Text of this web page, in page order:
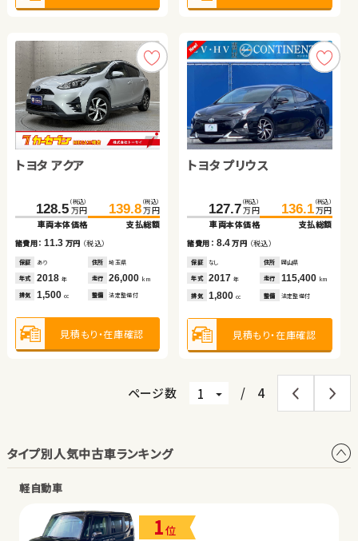
トヨタ アクア
128.5 （税込）
万円
車両本体価格
139.8 （税込）
万円
支払総額
諸費用：11.3 万円 （税込）
保証 あり 住所 埼玉県
年式 2018 年 走行 26,000 km
排気 1,500 cc 整備 法定整備付
見積もり・在庫確認
トヨタ プリウス
127.7 （税込）
万円
車両本体価格
136.1 （税込）
万円
支払総額
諸費用： 8.4万円 （税込）
保証 なし 住所 岡山県
年式 2017年 走行 115,400 km
排気 1,800cc 整備 法定整備付
見積もり・在庫確認
スズキ ワゴンＲ
36.9 （税込）
万円
車両本体価格
43.0 （税込）
万円
支払総額
諸費用：6.1万円（税込）
保証 なし 住所 長野県
年式 2015 年 走行 88,000 km
排気 660cc 整備 法定整備付
見積もり・在庫確認
ホンダ フィット
34.8（税込）
万円
諸費用：16.1万円（税込）
あり
年式 2013年 走行
排気 1,300 整備 法定整備付
見積もり・在庫確認
ダイハツ ムーヴ キャンバ
ス
85.0（税込）
万円
諸費用：6.5 万円（税込）
あり 岡山県
年式 2018年 走行
排気 660 整備 法定整備付
見積もり・在庫確認
トヨタ ヴォクシー
199.8（税込）
万円
諸費用：15.5万円（税込）
あり
年式 2018年 走行
排気 2,000 整備 法定整備付
見積もり・在庫確認
ページ数 / 4
タイプ別人気中古車ランキング
軽自動車
1位